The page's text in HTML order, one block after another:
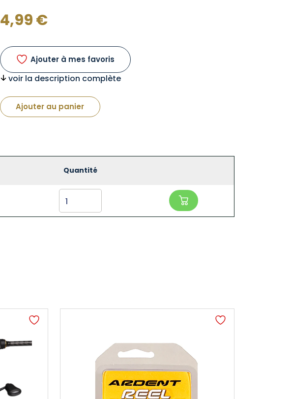
4,99€
Ajouter à mes favoris
voir la description complète
Ajouter au panier
Quantité